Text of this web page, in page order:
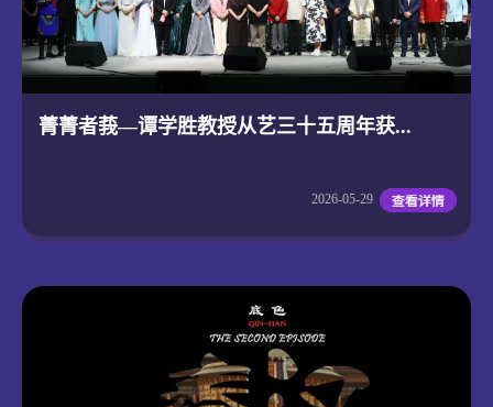
菁菁者莪—谭学胜教授从艺三十五周年获...
2026-05-29